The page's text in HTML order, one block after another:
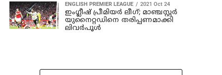
ENGLISH PREMIER LEAGUE 2021 Oct 24
ഇംഗ്ലീഷ് പ്രീമിയർ ലീഗ്; മാഞ്ചസ്റ്റർ
യുനൈറ്റഡിനെ തരിപ്പണമാക്കി
ലിവർപൂൾ